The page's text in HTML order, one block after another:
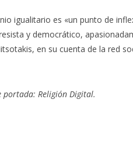
igualitario es «un punto de
y democrático,
en su cuenta de la red
portada: Religión Digital.